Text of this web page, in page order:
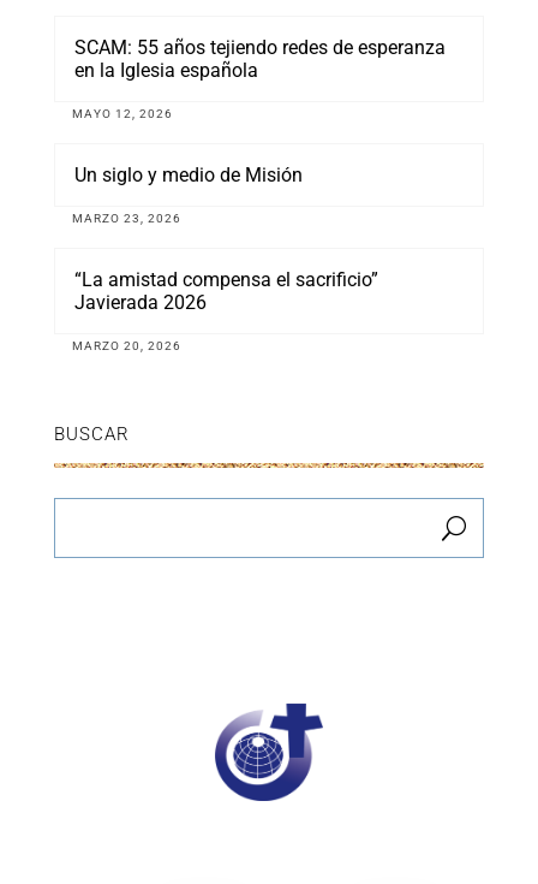
SCAM: 55 años tejiendo redes de esperanza
en la Iglesia española
MAYO 12, 2026
Un siglo y medio de Misión
MARZO 23, 2026
“La amistad compensa el sacrificio”
Javierada 2026
MARZO 20, 2026
BUSCAR